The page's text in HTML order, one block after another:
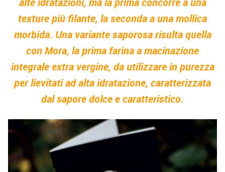
texture più filante, la seconda a una mollica
morbida. Una variante saporosa risulta quella
con Mora, la prima farina a macinazione
integrale extra vergine, da utilizzare in purezza
per lievitati ad alta idratazione, caratterizzata
dal sapore dolce e caratteristico.